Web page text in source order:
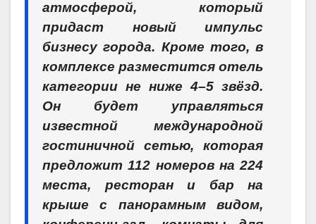
атмосферой, который
придаст новый импульс
бизнесу города. Кроме того, в
комплексе разместится отель
категории не ниже 4–5 звёзд.
Он будет управляться
известной международной
гостиничной сетью, которая
предложит 112 номеров на 224
места, ресторан и бар на
крыше с панорамным видом,